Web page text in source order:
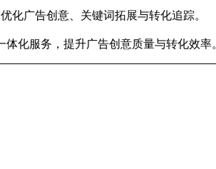
广告创意、关键词拓展与转化追踪。
化服务，提升广告创意质量与转化效率。